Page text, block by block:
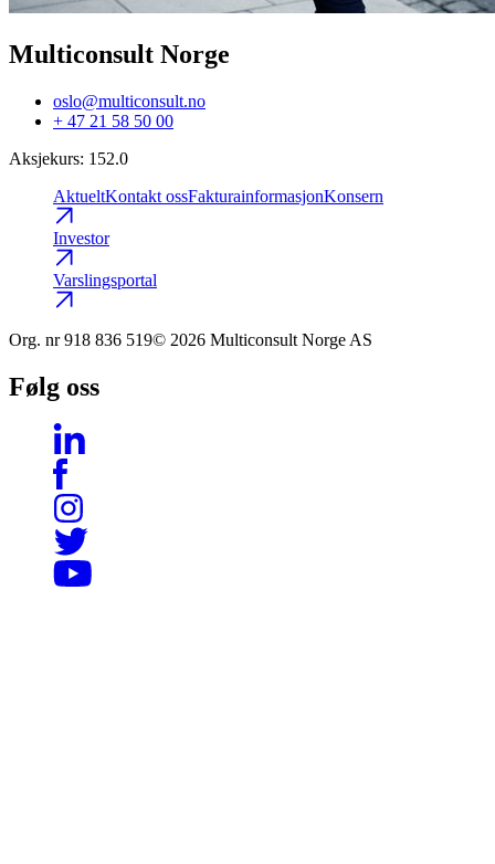
Multiconsult Norge
oslo@multiconsult.no
+ 47 21 58 50 00
Aksjekurs: 152.0
AktueltKontakt ossFakturainformasjonKonsern
Investor
Varslingsportal
Org. nr 918 836 519© 2026 Multiconsult Norge AS
Følg oss